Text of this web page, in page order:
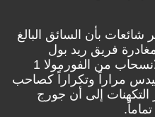
بأن السائق البالغ
في مغادرة فريق ريد بول
والانضمام إلى فريق آخر أو الانسحاب من الفورمولا 1
مراراً وتكراراً كصاحب
إلى أن جورج